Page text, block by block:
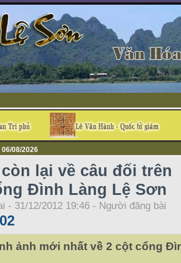
08/2026
lại về câu đối trên
Đình Làng Lệ Sơn
- 31/12/2012 19:46 - Người đăng bài
ảnh mới nhất về 2 cột cổng